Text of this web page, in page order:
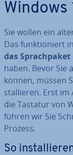
Windows
Sie wollen ein
Das funk­tio­niert
das
haben. Bevor Sie
können, müssen
stal­lie­ren. Erst im
die Tastatur von
führen wir Sie
Prozess.
So